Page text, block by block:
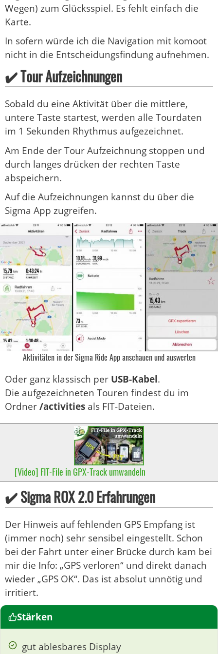
Wegen) zum Glücksspiel. Es fehlt einfach die
Karte.
In sofern würde ich die Navigation mit komoot
nicht in die Entscheidungsfindung aufnehmen.
✔️ Tour Aufzeichnungen
Sobald du eine Aktivität über die mittlere,
untere Taste startest, werden alle Tourdaten
im 1 Sekunden Rhythmus aufgezeichnet.
Am Ende der Tour Aufzeichnung stoppen und
durch langes drücken der rechten Taste
abspeichern.
Auf die Aufzeichnungen kannst du über die
Sigma App zugreifen.
Aktivitäten in der Sigma Ride App anschauen und auswerten
Oder ganz klassisch per USB-Kabel.
Die aufgezeichneten Touren findest du im
Ordner/activities als FIT-Dateien.
[Video] FIT-File in GPX-Track umwandeln
✔️ Sigma ROX 2.0 Erfahrungen
Der Hinweis auf fehlenden GPS Empfang ist
(immer noch) sehr sensibel eingestellt. Schon
bei der Fahrt unter einer Brücke durch kam bei
mir die Info: „GPS verloren“ und direkt danach
wieder „GPS OK“. Das ist absolut unnötig und
irritiert.
Stärken
gut ablesbares Display